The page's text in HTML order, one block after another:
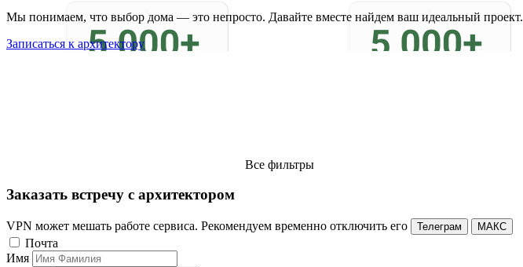
Мы понимаем, что выбор дома — это непросто. Давайте вместе найдем ваш идеальный проект.
Записаться к архитектору
Все фильтры
Заказать встречу с архитектором
VPN может мешать работе сервиса. Рекомендуем временно отключить его Телеграм МАКС
Почта
Имя